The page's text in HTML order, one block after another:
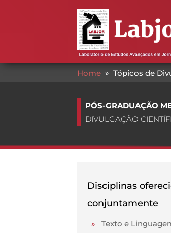
Home » Tópicos de
PÓS-GRADUAÇÃO
DIVULGAÇÃO
Disciplinas
conjuntamente
» Texto e